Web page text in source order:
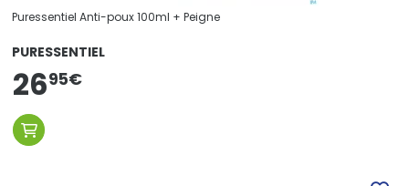
Puressentiel Anti-poux 100ml + Peigne
PURESSENTIEL
2695€